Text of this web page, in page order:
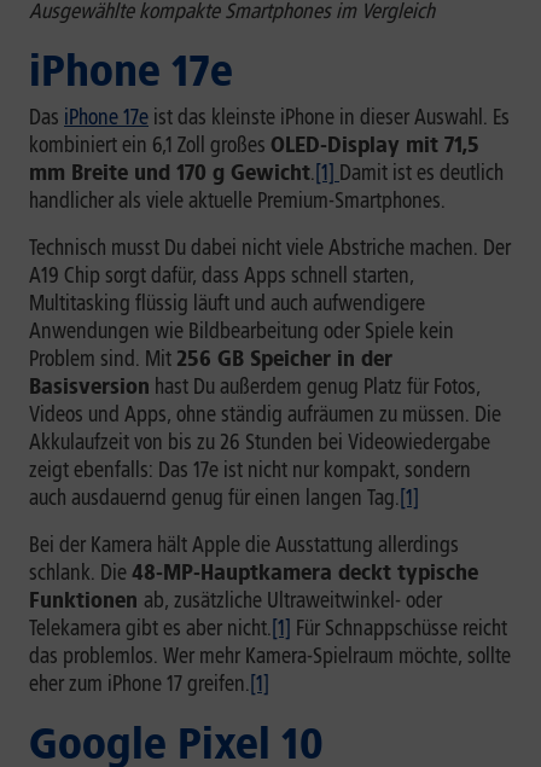
Ausgewählte kompakte Smartphones im Vergleich
iPhone 17e
Das iPhone 17e ist das kleinste iPhone in dieser Auswahl. Es
kombiniert ein 6,1 Zoll großes OLED-Display mit 71,5
mm Breite und 170 g Gewicht.[1] Damit ist es deutlich
handlicher als viele aktuelle Premium-Smartphones.
Technisch musst Du dabei nicht viele Abstriche machen. Der
A19 Chip sorgt dafür, dass Apps schnell starten,
Multitasking flüssig läuft und auch aufwendigere
Anwendungen wie Bildbearbeitung oder Spiele kein
Problem sind. Mit 256 GB Speicher in der
Basisversion hast Du außerdem genug Platz für Fotos,
Videos und Apps, ohne ständig aufräumen zu müssen. Die
Akkulaufzeit von bis zu 26 Stunden bei Videowiedergabe
zeigt ebenfalls: Das 17e ist nicht nur kompakt, sondern
auch ausdauernd genug für einen langen Tag.[1]
Bei der Kamera hält Apple die Ausstattung allerdings
schlank. Die 48-MP-Hauptkamera deckt typische
Funktionen ab, zusätzliche Ultraweitwinkel- oder
Telekamera gibt es aber nicht.[1] Für Schnappschüsse reicht
das problemlos. Wer mehr Kamera-Spielraum möchte, sollte
eher zum iPhone 17 greifen.[1]
Google Pixel 10